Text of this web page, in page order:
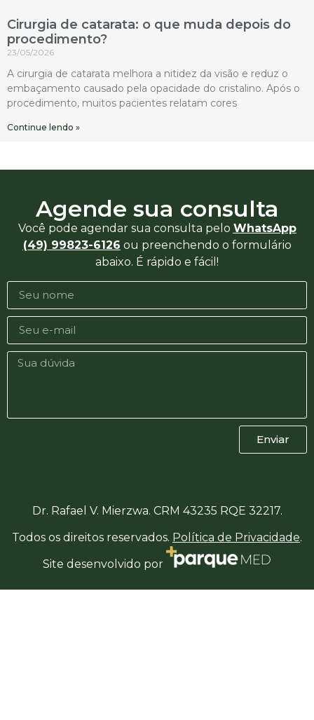
Cirurgia de catarata: o que muda depois do
procedimento?
23/05/2026
A cirurgia de catarata melhora a nitidez da visão e reduz o
embaçamento causado pela opacidade do cristalino. Após o
procedimento, muitos pacientes relatam cores
Continue lendo »
Agende sua consulta
Você pode agendar sua consulta pelo WhatsApp
(49) 99823-6126 ou preenchendo o formulário
abaixo. É rápido e fácil!
Enviar
Dr. Rafael V. Mierzwa. CRM 43235 RQE 32217.
Todos os direitos reservados. Política de Privacidade.
Site desenvolvido por